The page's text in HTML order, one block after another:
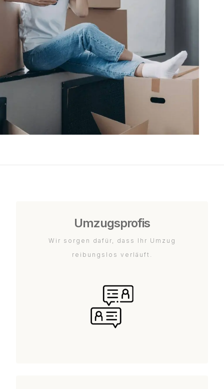
Umzugsprofis
Wir sorgen dafür, dass Ihr Umzug
reibungslos verläuft.